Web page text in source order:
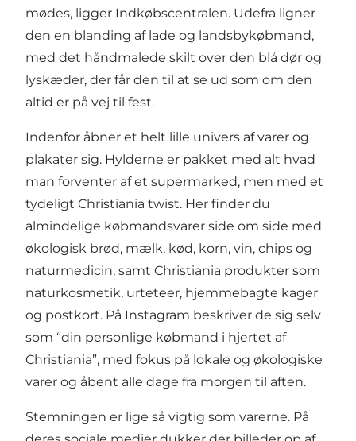
mødes, ligger Indkøbscentralen. Udefra ligner
den en blanding af lade og landsbykøbmand,
med det håndmalede skilt over den blå dør og
lyskæder, der får den til at se ud som om den
altid er på vej til fest.
Indenfor åbner et helt lille univers af varer og
plakater sig. Hylderne er pakket med alt hvad
man forventer af et supermarked, men med et
tydeligt Christiania twist. Her finder du
almindelige købmandsvarer side om side med
økologisk brød, mælk, kød, korn, vin, chips og
naturmedicin, samt Christiania produkter som
naturkosmetik, urteteer, hjemmebagte kager
og postkort. På Instagram beskriver de sig selv
som “din personlige købmand i hjertet af
Christiania”, med fokus på lokale og økologiske
varer og åbent alle dage fra morgen til aften.
Stemningen er lige så vigtig som varerne. På